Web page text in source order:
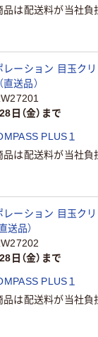
は配送料が当社負
レーション 目玉ク
送品）
日（金）まで
PLUS１
は配送料が当社負
レーション 目玉ク
送品）
日（金）まで
PLUS１
は配送料が当社負